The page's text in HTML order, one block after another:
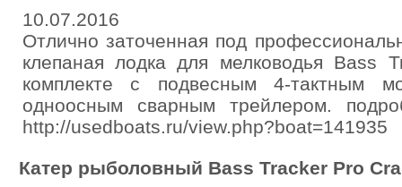
10.07.2016
Отлично заточенная под
клепаная лодка для мелководья Bass
комплекте с подвесным 4-тактным
одноосным сварным трейлером.
http://usedboats.ru/view.php?boat=141935
Катер рыболовный Bass Tracker Pro